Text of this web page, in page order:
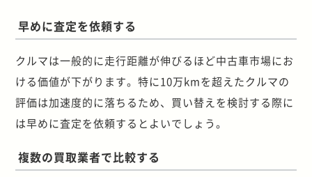
早めに査定を依頼する
クルマは一般的に走行距離が伸びるほど中古車市場にお
ける価値が下がります。特に10万kmを超えたクルマの
評価は加速度的に落ちるため、買い替えを検討する際に
は早めに査定を依頼するとよいでしょう。
複数の買取業者で比較する